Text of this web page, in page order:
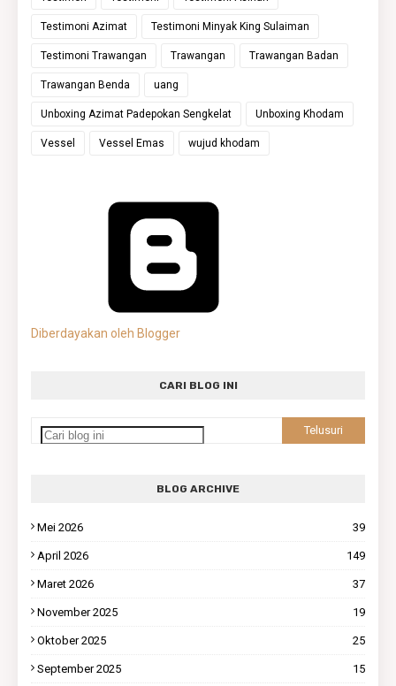
Testimoni Azimat Testimoni Minyak King Sulaiman
Testimoni Trawangan Trawangan Trawangan Badan
Trawangan Benda uang
Unboxing Azimat Padepokan Sengkelat Unboxing Khodam
Vessel Vessel Emas wujud khodam
Diberdayakan oleh Blogger
CARI BLOG INI
BLOG ARCHIVE
Mei 2026 39
April 2026 149
Maret 2026 37
November 2025 19
Oktober 2025 25
September 2025 15